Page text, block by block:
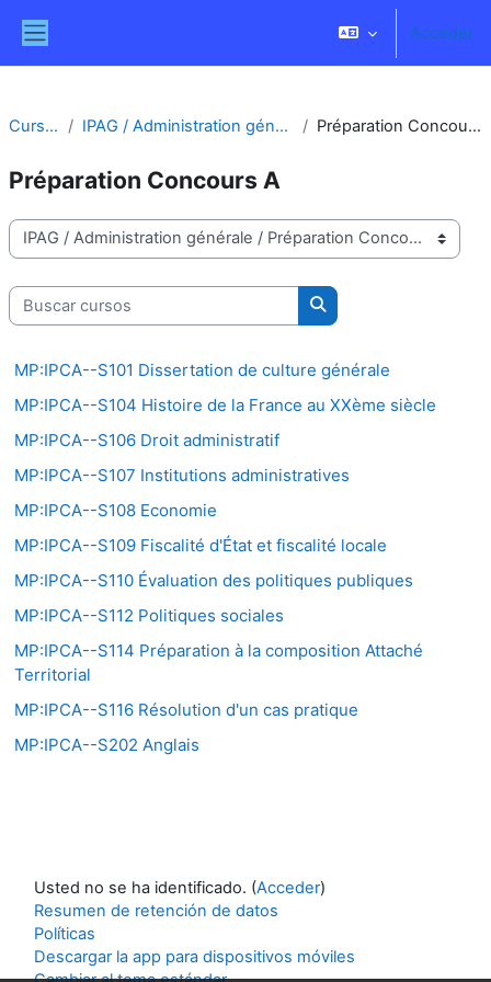
Acceder
Cursos IPAG / Administration générale Préparation Concours A
Préparation Concours A
Categorías
Buscar cursos
Buscar cursos
MP:IPCA--S101 Dissertation de culture générale
MP:IPCA--S104 Histoire de la France au XXème siècle
MP:IPCA--S106 Droit administratif
MP:IPCA--S107 Institutions administratives
MP:IPCA--S108 Economie
MP:IPCA--S109 Fiscalité d'État et fiscalité locale
MP:IPCA--S110 Évaluation des politiques publiques
MP:IPCA--S112 Politiques sociales
MP:IPCA--S114 Préparation à la composition Attaché
Territorial
MP:IPCA--S116 Résolution d'un cas pratique
MP:IPCA--S202 Anglais
Usted no se ha identificado. (Acceder)
Resumen de retención de datos
Políticas
Descargar la app para dispositivos móviles